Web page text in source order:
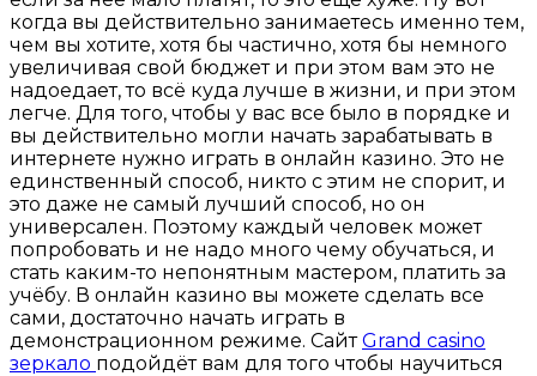
когда вы действительно занимаетесь именно тем,
чем вы хотите, хотя бы частично, хотя бы немного
увеличивая свой бюджет и при этом вам это не
надоедает, то всё куда лучше в жизни, и при этом
легче. Для того, чтобы у вас все было в порядке и
вы действительно могли начать зарабатывать в
интернете нужно играть в онлайн казино. Это не
единственный способ, никто с этим не спорит, и
это даже не самый лучший способ, но он
универсален. Поэтому каждый человек может
попробовать и не надо много чему обучаться, и
стать каким-то непонятным мастером, платить за
учёбу. В онлайн казино вы можете сделать все
сами, достаточно начать играть в
демонстрационном режиме. СайтGrand casino
зеркало подойдёт вам для того чтобы научиться